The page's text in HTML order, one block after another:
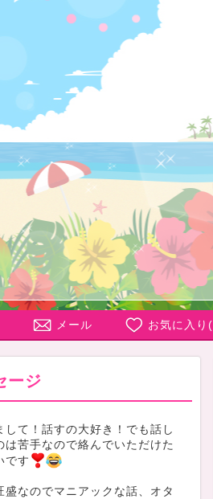
メール お気に入り(
ージ
して！話すの大好き！でも話し
は苦手なので絡んでいただけた
です
盛なのでマニアックな話、オタ